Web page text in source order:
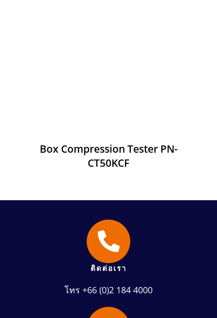
Box Compression Tester PN-
CT50KCF
ติดต่อเรา
โทร +66 (0)2 184 4000